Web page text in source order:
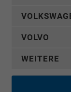
VOLVO
WEITERE